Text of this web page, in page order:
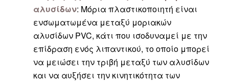
αλυσίδων: Μόρια πλαστικοποιητή είναι
ενσωματωμένα μεταξύ μοριακών
αλυσίδων PVC, κάτι που ισοδυναμεί με την
επίδραση ενός λιπαντικού, το οποίο μπορεί
να μειώσει την τριβή μεταξύ των αλυσίδων
και να αυξήσει την κινητικότητα των